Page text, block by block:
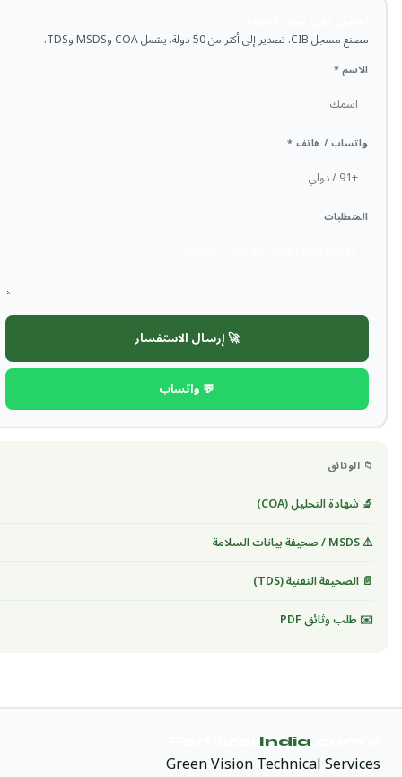
مصنع مسجل CIB. تصدير إلى أكثر من 50 دولة. يشمل COA وMSDS وTDS.
الاسم *
واتساب / هاتف *
المتطلبات
🚀 إرسال الاستفسار
💬 واتساب
📁 الوثائق
🔬 شهادة التحليل (COA)
⚠️ MSDS / صحيفة بيانات السلامة
📄 الصحيفة التقنية (TDS)
✉️ طلب وثائق PDF
India
Green Vision Technical Services